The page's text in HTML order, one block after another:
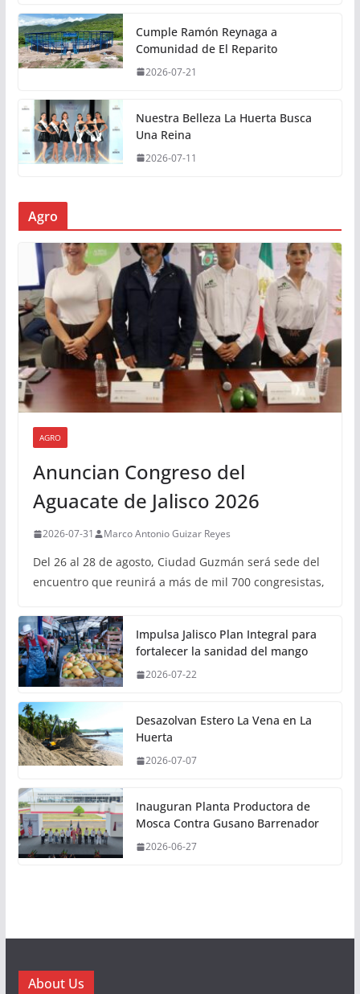
Cumple Ramón Reynaga a
Comunidad de El Reparito
2026-07-21
Nuestra Belleza La Huerta Busca
Una Reina
2026-07-11
Agro
AGRO
Anuncian Congreso del
Aguacate de Jalisco 2026
2026-07-31 Marco Antonio Guizar Reyes
Del 26 al 28 de agosto, Ciudad Guzmán será sede del
encuentro que reunirá a más de mil 700 congresistas,
Impulsa Jalisco Plan Integral para
fortalecer la sanidad del mango
2026-07-22
Desazolvan Estero La Vena en La
Huerta
2026-07-07
Inauguran Planta Productora de
Mosca Contra Gusano Barrenador
2026-06-27
About Us